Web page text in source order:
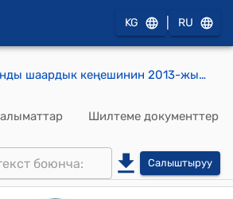
KG RU
Кайынды шаардык кеңешинин 2013-жылдын 30-сентябрындагы № 36/X-6 "2013 жылдын III - кварталдагы кредиттерди кароо жөнүндө" токтому
Шилтеме документтер
Салыштыруу